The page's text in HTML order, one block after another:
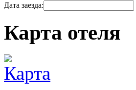
Дата заезда:
Карта отеля